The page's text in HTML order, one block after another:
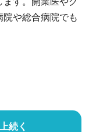
や総合病院でも
続く